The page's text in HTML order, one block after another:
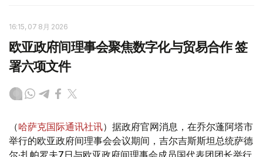
16:15, 07 8月 2026
欧亚政府间理事会聚焦数字化与贸易合作 签
署六项文件
（哈萨克国际通讯社讯）据政府官网消息，在乔尔蓬阿塔市
举行的欧亚政府间理事会会议期间，吉尔吉斯斯坦总统萨德